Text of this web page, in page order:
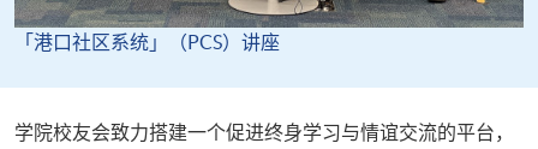
「港口社区系统」（PCS）讲座
​​学院校友会致力搭建一个促进终身学习与情谊交流的平台，